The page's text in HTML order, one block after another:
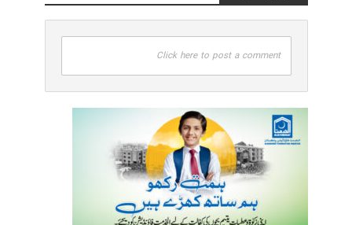
Click here to post a comment